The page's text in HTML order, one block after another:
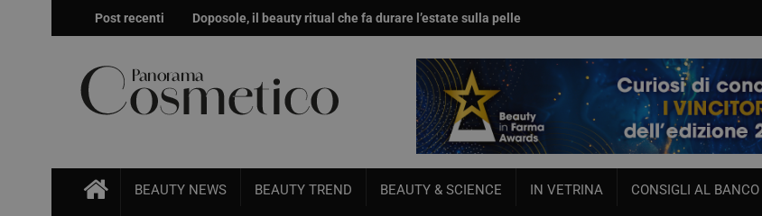
Post recenti Doposole, il beauty ritual che fa durare l’estate sulla pelle
Effetto glow immediato e modulabile per viso e corpo
BEAUTY NEWS BEAUTY TREND BEAUTY & SCIENCE IN VETRINA CONSIGLI AL BANCO